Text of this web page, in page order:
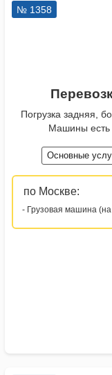
№ 1358
Погрузка задняя,
Машины есть
Основные
по Москве:
- Грузовая машина